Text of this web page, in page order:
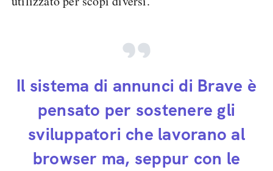
Il sistema di annunci di Brave è
pensato per sostenere gli
sviluppatori che lavorano al
browser ma, seppur con le